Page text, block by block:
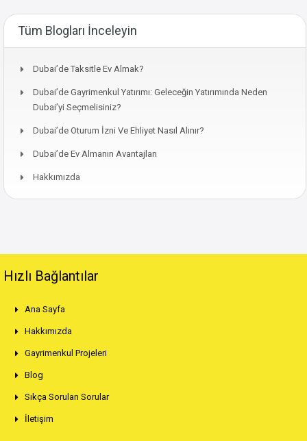
Tüm Blogları İnceleyin
Dubai’de Taksitle Ev Almak?
Dubai’de Gayrimenkul Yatırımı: Geleceğin Yatırımında Neden
Dubai’yi Seçmelisiniz?
Dubai’de Oturum İzni Ve Ehliyet Nasıl Alınır?
Dubai’de Ev Almanın Avantajları
Hakkımızda
Hızlı Bağlantılar
Ana Sayfa
Hakkımızda
Gayrimenkul Projeleri
Blog
Sıkça Sorulan Sorular
İletişim